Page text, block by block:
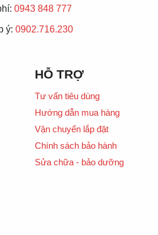
0943 848 777
ý: 0902.716.230
HỖ TRỢ
Tư vấn tiêu dùng
Hướng dẫn mua hàng
Vận chuyển lắp đặt
Chính sách bảo hành
Sửa chữa - bảo dưỡng